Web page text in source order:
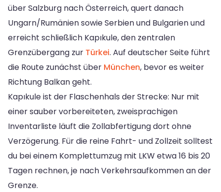
über Salzburg nach Österreich, quert danach
Ungarn/Rumänien sowie Serbien und Bulgarien und
erreicht schließlich Kapıkule, den zentralen
Grenzübergang zur Türkei. Auf deutscher Seite führt
die Route zunächst über München, bevor es weiter
Richtung Balkan geht.
Kapıkule ist der Flaschenhals der Strecke: Nur mit
einer sauber vorbereiteten, zweisprachigen
Inventarliste läuft die Zollabfertigung dort ohne
Verzögerung. Für die reine Fahrt- und Zollzeit solltest
du bei einem Komplettumzug mit LKW etwa 16 bis 20
Tagen rechnen, je nach Verkehrsaufkommen an der
Grenze.